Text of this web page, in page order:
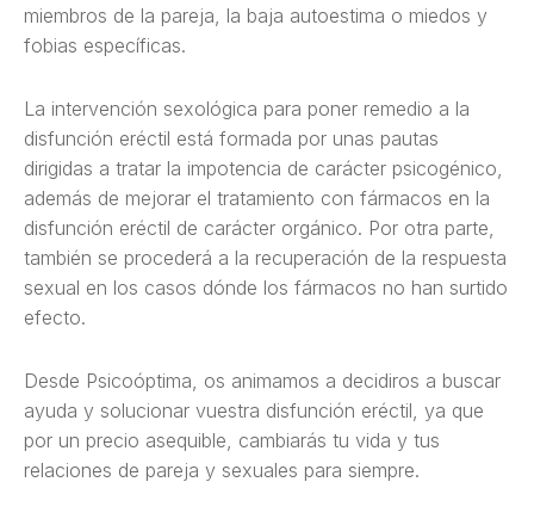
miembros de la pareja, la baja autoestima o miedos y
fobias específicas.
La intervención sexológica para poner remedio a la
disfunción eréctil está formada por unas pautas
dirigidas a tratar la impotencia de carácter psicogénico,
además de mejorar el tratamiento con fármacos en la
disfunción eréctil de carácter orgánico. Por otra parte,
también se procederá a la recuperación de la respuesta
sexual en los casos dónde los fármacos no han surtido
efecto.
Desde Psicoóptima, os animamos a decidiros a buscar
ayuda y solucionar vuestra disfunción eréctil, ya que
por un precio asequible, cambiarás tu vida y tus
relaciones de pareja y sexuales para siempre.